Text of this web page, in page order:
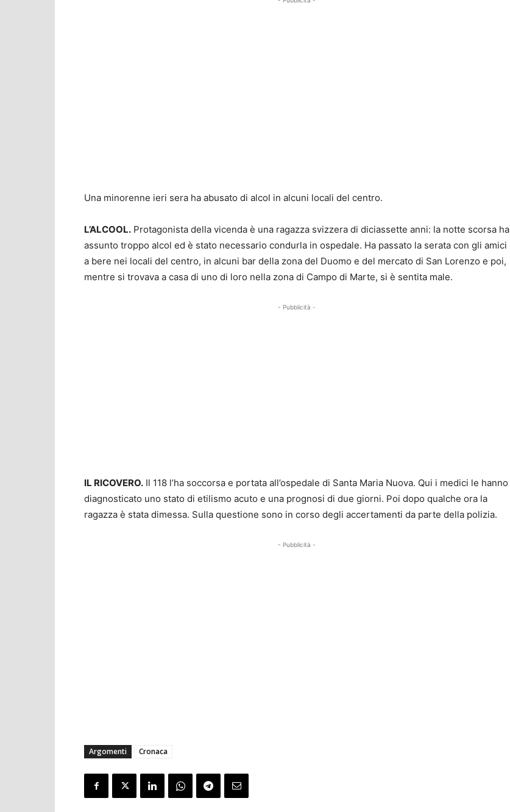
Una minorenne ieri sera ha abusato di alcol in alcuni locali del centro.
L’ALCOOL. Protagonista della vicenda è una ragazza svizzera di diciassette anni: la notte scorsa ha
assunto troppo alcol ed è stato necessario condurla in ospedale. Ha passato la serata con gli amici
a bere nei locali del centro, in alcuni bar della zona del Duomo e del mercato di San Lorenzo e poi,
mentre si trovava a casa di uno di loro nella zona di Campo di Marte, si è sentita male.
- Pubblicità -
IL RICOVERO. Il 118 l’ha soccorsa e portata all’ospedale di Santa Maria Nuova. Qui i medici le hanno
diagnosticato uno stato di etilismo acuto e una prognosi di due giorni. Poi dopo qualche ora la
ragazza è stata dimessa. Sulla questione sono in corso degli accertamenti da parte della polizia.
- Pubblicità -
Argomenti Cronaca